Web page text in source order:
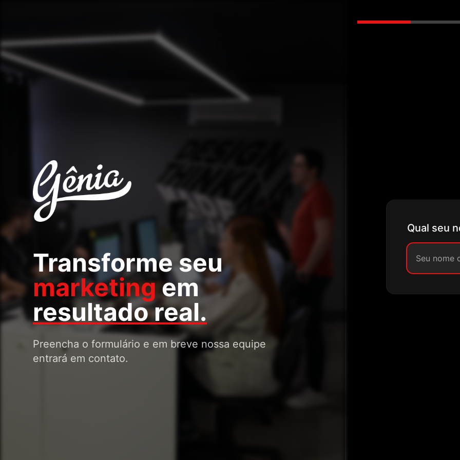
Transforme seu
marketingem
resultado real.
Preencha o formulário e em breve nossa equipe
entrará em contato.
Qual seu